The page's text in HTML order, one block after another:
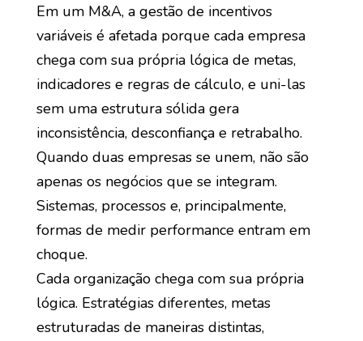
Em um M&A, a gestão de incentivos
variáveis é afetada porque cada empresa
chega com sua própria lógica de metas,
indicadores e regras de cálculo, e uni-las
sem uma estrutura sólida gera
inconsistência, desconfiança e retrabalho.
Quando duas empresas se unem, não são
apenas os negócios que se integram.
Sistemas, processos e, principalmente,
formas de medir performance entram em
choque.
Cada organização chega com sua própria
lógica. Estratégias diferentes, metas
estruturadas de maneiras distintas,